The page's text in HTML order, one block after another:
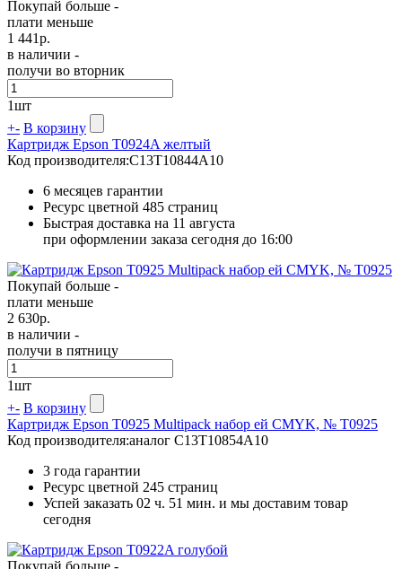
Покупай больше -
плати меньше
1 441р.
в наличии -
получи во вторник
1шт
+- В корзину
Картридж Epson T0924A желтый
Код производителя:C13T10844A10
6 месяцев гарантии
Ресурс цветной 485 страниц
Быстрая доставка на 11 августа
при оформлении заказа сегодня до 16:00
Покупай больше -
плати меньше
2 630р.
в наличии -
получи в пятницу
1шт
+- В корзину
Картридж Epson T0925 Multipack набор ей CMYK, № T0925
Код производителя:аналог C13T10854A10
3 года гарантии
Ресурс цветной 245 страниц
Успей заказать 02 ч. 51 мин. и мы доставим товар
сегодня
Покупай больше -